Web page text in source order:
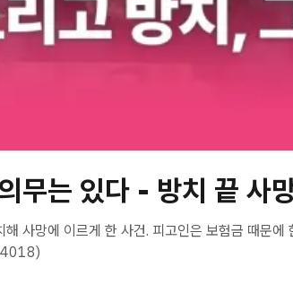
무는 있다 - 방치 끝 사
사망에 이르게 한 사건. 피고인은 보험금 때문에
4018)